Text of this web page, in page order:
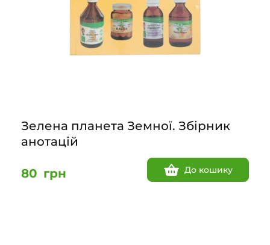
Зелена планета Земної. Збірник
анотацій
80 грн До кошику